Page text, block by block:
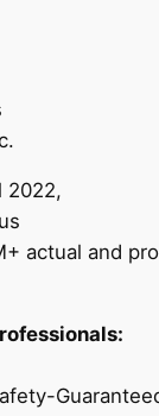
2022,
actual and